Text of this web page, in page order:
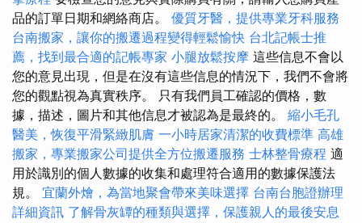
品的訂單日期和網絡商店。 優質牙醫，提供專業牙科服務
台南搬家，讓你的搬遷過程變得輕鬆愉快 台北記帳士推
薦，找到最合適的記帳專家 小腿放鬆按摩 這些信息不會以
您的意見出現，但是在沒有這些信息的情況下，我們不會將
您的觀點視為真實秩序。 只有我們員工確認的價格，數
據，描述，圖片和其他信息才被認為是最終的。 縮小毛孔
醫美，恢復平滑緊緻肌膚 一小時居家清潔的收費標準 高雄
搬家，專業搬家公司提供全方位搬遷服務 士林整骨療程 適
用於識別的個人數據的收集和處理符合適用的數據保護法
規。 宜蘭外燴，為當地聚會帶來美味選擇 台南台胞證辦理
詳細資訊 了解骨灰罈的種類與選擇，保護親人的最後安息